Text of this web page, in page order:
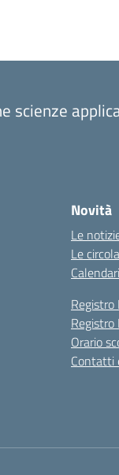
scienze
Novità
Le
Le
Orario
Contatti